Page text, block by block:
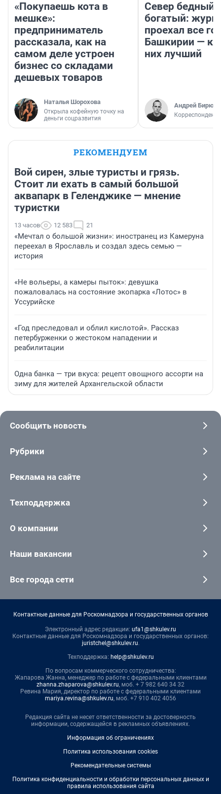
«Покупаешь кота в
мешке»:
предприниматель
рассказала, как на
самом деле устроен
бизнес со складами
дешевых товаров
Наталья Шорохова
Открыла кофейную точку на
деньги соцразвития
Север бедный,
богатый:
проехал все
Башкирии —
них лучший
Андрей
Корреспондент
РЕКОМЕНДУЕМ
Вой сирен, злые туристы и грязь.
Стоит ли ехать в самый большой
аквапарк в Геленджике — мнение
туристки
13 часов 12 583 21
«Мечтал о большой жизни»: иностранец из Камеруна
переехал в Ярославль и создал здесь семью —
история
«Не вольеры, а камеры пыток»: девушка
пожаловалась на состояние экопарка «Лотос» в
Уссурийске
«Год преследовал и облил кислотой». Рассказ
петербурженки о жестоком нападении и
реабилитации
Одна банка — три вкуса: рецепт овощного ассорти на
зиму для жителей Архангельской области
Сообщить новость
Рубрики
Реклама на сайте
Техподдержка
О компании
Наши вакансии
Все города сети
Контактные данные для Роскомнадзора и государственных органов
Электронный адрес редакции: ufa1@shkulev.ru
Контактные данные для Роскомнадзора и государственных органов:
juristchel@shkulev.ru.
Техподдержка: help@shkulev.ru
По вопросам коммерческого сотрудничества:
Жапарова Жанна, менеджер по работе с федеральными клиентами
zhanna.zhaparova@shkulev.ru, моб. + 7 982 640 34 32
Ревина Мария, директор по работе с федеральными клиентами
mariya.revina@shkulev.ru, моб. +7 910 402 4056
Редакция сайта не несет ответственности за достоверность
информации, содержащейся в рекламных объявлениях.
Информация об ограничениях
Политика использования cookies
Рекомендательные системы
Политика конфиденциальности и обработки персональных данных и
правила использования сайта